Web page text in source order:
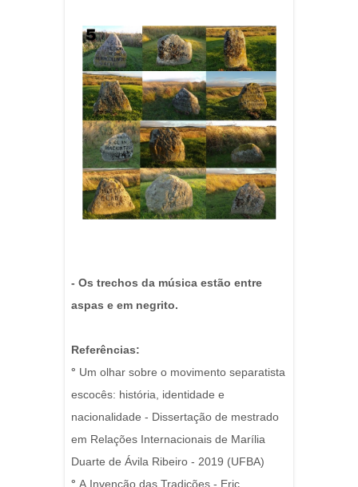
- Os trechos da música estão entre
aspas e em negrito.
Referências:
° Um olhar sobre o movimento separatista
escocês: história, identidade e
nacionalidade - Dissertação de mestrado
em Relações Internacionais de Marília
Duarte de Ávila Ribeiro - 2019 (UFBA)
° A Invenção das Tradições - Eric